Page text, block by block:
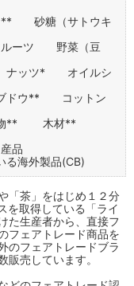
砂糖（サトウキ
ルーツ 野菜（豆
ナッツ* オイルシ
ドウ** コットン
物** 木材**
品
る海外製品(CB)
「茶」をはじめ１２分
を取得している「ライ
た生産者から、直接フ
フェアトレード商品を
のフェアトレードブラ
販売しています。